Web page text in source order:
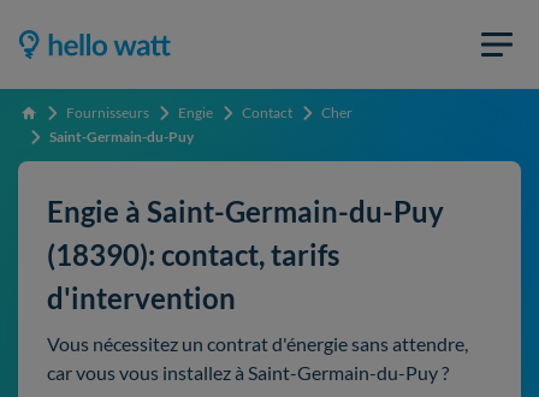
Accueil Fournisseurs Engie Contact
Cher
Saint-Germain-du-Puy
Engie à Saint-Germain-du-Puy
(18390): contact, tarifs
d'intervention
Vous nécessitez un contrat d'énergie sans attendre,
car vous vous installez à Saint-Germain-du-Puy ?